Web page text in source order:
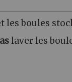
les boules
laver les